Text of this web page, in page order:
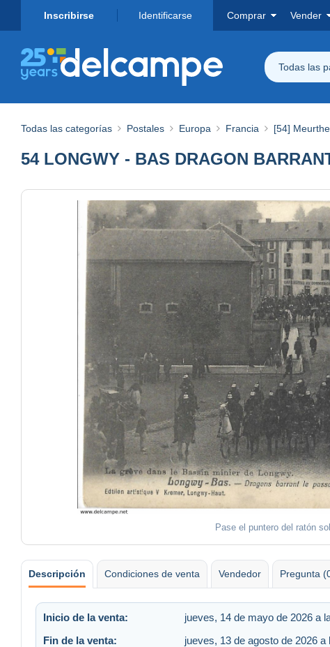
Inscribirse Identificarse Comprar Vender
Todas las
Todas las categorías Postales Europa Francia [54]
54 LONGWY - BAS DRAGON
Pase el puntero del ratón
Descripción Condiciones de venta Vendedor Pregunta
Inicio de la venta: jueves, 14 de mayo de 2026 a
Fin de la venta:
jueves, 13 de agosto de 2026 a